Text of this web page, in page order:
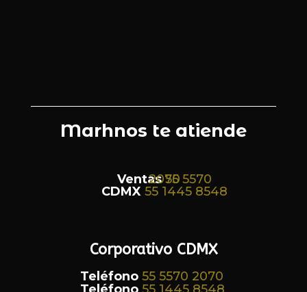
Marhnos te atiende
Ventas55 5570 2070
CDMX 55 1445 8548
Corporativo CDMX
Teléfono 55 5570 2070